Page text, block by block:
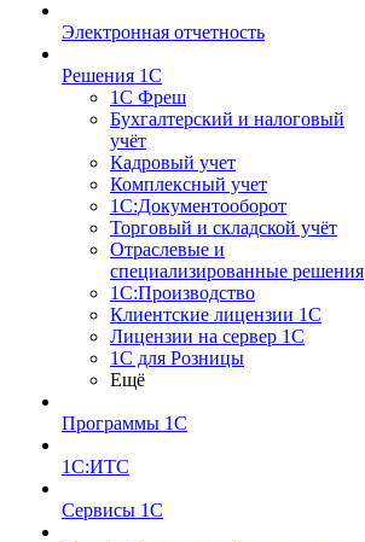
Электронная отчетность
Решения 1С
1С Фреш
Бухгалтерский и налоговый
учёт
Кадровый учет
Комплексный учет
1С:Документооборот
Торговый и складской учёт
Отраслевые и
специализированные решения
1С:Производство
Клиентские лицензии 1С
Лицензии на сервер 1С
1С для Розницы
Ещё
Программы 1С
1С:ИТС
Сервисы 1С